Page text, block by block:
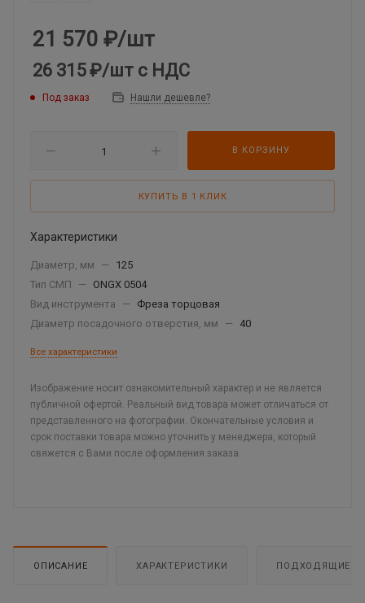
21 570 ₽/шт
26 315 ₽/шт с НДС
Под заказ Нашли дешевле?
В КОРЗИНУ
КУПИТЬ В 1 КЛИК
Характеристики
Диаметр, мм —
125
Тип СМП
—
ONGX 0504
Вид инструмента
—
Фреза торцовая
Диаметр посадочного отверстия, мм
— 40
Все характеристики
Изображение носит ознакомительный характер и не является
публичной офертой. Реальный вид товара может отличаться от
представленного на фотографии. Окончательные условия и
срок поставки товара можно уточнить у менеджера, который
свяжется с Вами после оформления заказа.
ОПИСАНИЕ ХАРАКТЕРИСТИКИ ПОДХОДЯЩИЕ